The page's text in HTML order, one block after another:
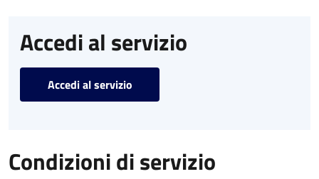
Accedi al servizio
Accedi al servizio
Condizioni di servizio